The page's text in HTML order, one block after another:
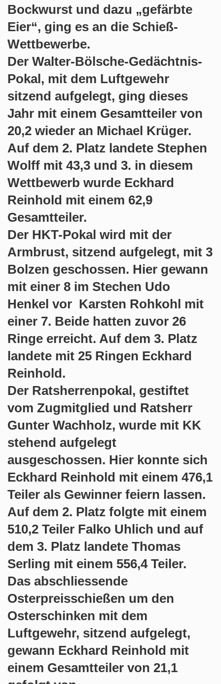
Bockwurst und dazu „gefärbte
Eier“, ging es an die Schieß-
Wettbewerbe.
Der Walter-Bölsche-Gedächtnis-
Pokal, mit dem Luftgewehr
sitzend aufgelegt, ging dieses
Jahr mit einem Gesamtteiler von
20,2 wieder an Michael Krüger.
Auf dem 2. Platz landete Stephen
Wolff mit 43,3 und 3. in diesem
Wettbewerb wurde Eckhard
Reinhold mit einem 62,9
Gesamtteiler.
Der HKT-Pokal wird mit der
Armbrust, sitzend aufgelegt, mit 3
Bolzen geschossen. Hier gewann
mit einer 8 im Stechen Udo
Henkel vor Karsten Rohkohl mit
einer 7. Beide hatten zuvor 26
Ringe erreicht. Auf dem 3. Platz
landete mit 25 Ringen Eckhard
Reinhold.
Der Ratsherrenpokal, gestiftet
vom Zugmitglied und Ratsherr
Gunter Wachholz, wurde mit KK
stehend aufgelegt
ausgeschossen. Hier konnte sich
Eckhard Reinhold mit einem 476,1
Teiler als Gewinner feiern lassen.
Auf dem 2. Platz folgte mit einem
510,2 Teiler Falko Uhlich und auf
dem 3. Platz landete Thomas
Serling mit einem 556,4 Teiler.
Das abschliessende
Osterpreisschießen um den
Osterschinken mit dem
Luftgewehr, sitzend aufgelegt,
gewann Eckhard Reinhold mit
einem Gesamtteiler von 21,1